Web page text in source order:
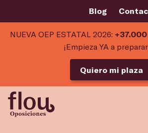
Blog
NUEVA OEP ESTATAL 2026:
¡Empieza YA a
Quiero mi plaza